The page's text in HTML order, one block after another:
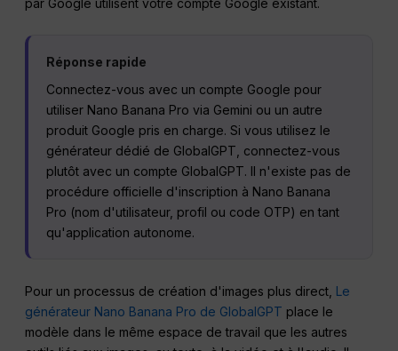
par Google utilisent votre compte Google existant.
Réponse rapide
Connectez-vous avec un compte Google pour
utiliser Nano Banana Pro via Gemini ou un autre
produit Google pris en charge. Si vous utilisez le
générateur dédié de GlobalGPT, connectez-vous
plutôt avec un compte GlobalGPT. Il n'existe pas de
procédure officielle d'inscription à Nano Banana
Pro (nom d'utilisateur, profil ou code OTP) en tant
qu'application autonome.
Pour un processus de création d'images plus direct, Le
générateur Nano Banana Pro de GlobalGPT place le
modèle dans le même espace de travail que les autres